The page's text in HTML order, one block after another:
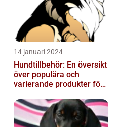
14 januari 2024
Hundtillbehör: En översikt
över populära och
varierande produkter för